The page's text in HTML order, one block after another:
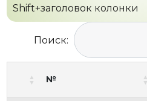
Shift+заголовок колонки
Поиск:
№